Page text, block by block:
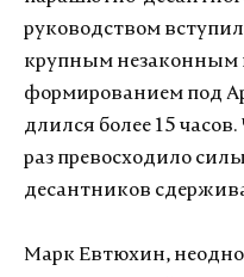
руководством
крупным
формированием под
длился более 15
раз превосходило
десантников
Марк Евтюхин,